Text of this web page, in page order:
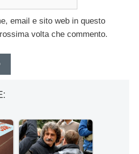
email e sito web in questo
volta che commento.